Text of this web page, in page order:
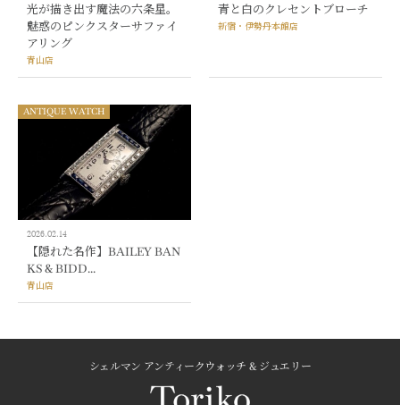
光が描き出す魔法の六条星。
魅惑のピンクスターサファイ
アリング
青山店
青と白のクレセントブローチ
新宿・伊勢丹本館店
ANTIQUE WATCH
2026.02.14
【隠れた名作】BAILEY BAN
KS & BIDD...
青山店
シェルマン アンティークウォッチ & ジュエリー